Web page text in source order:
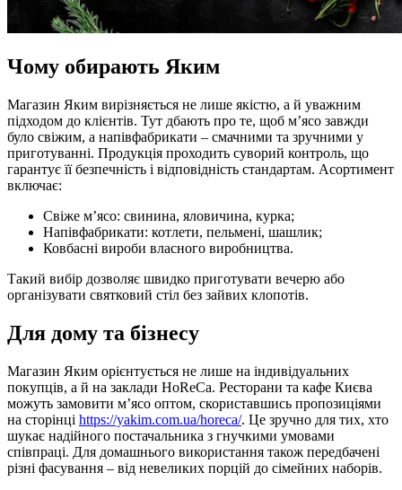
Чому обирають Яким
Магазин Яким вирізняється не лише якістю, а й уважним
підходом до клієнтів. Тут дбають про те, щоб м’ясо завжди
було свіжим, а напівфабрикати – смачними та зручними у
приготуванні. Продукція проходить суворий контроль, що
гарантує її безпечність і відповідність стандартам. Асортимент
включає:
Свіже м’ясо: свинина, яловичина, курка;
Напівфабрикати: котлети, пельмені, шашлик;
Ковбасні вироби власного виробництва.
Такий вибір дозволяє швидко приготувати вечерю або
організувати святковий стіл без зайвих клопотів.
Для дому та бізнесу
Магазин Яким орієнтується не лише на індивідуальних
покупців, а й на заклади HoReCa. Ресторани та кафе Києва
можуть замовити м’ясо оптом, скориставшись пропозиціями
на сторінці https://yakim.com.ua/horeca/. Це зручно для тих, хто
шукає надійного постачальника з гнучкими умовами
співпраці. Для домашнього використання також передбачені
різні фасування – від невеликих порцій до сімейних наборів.